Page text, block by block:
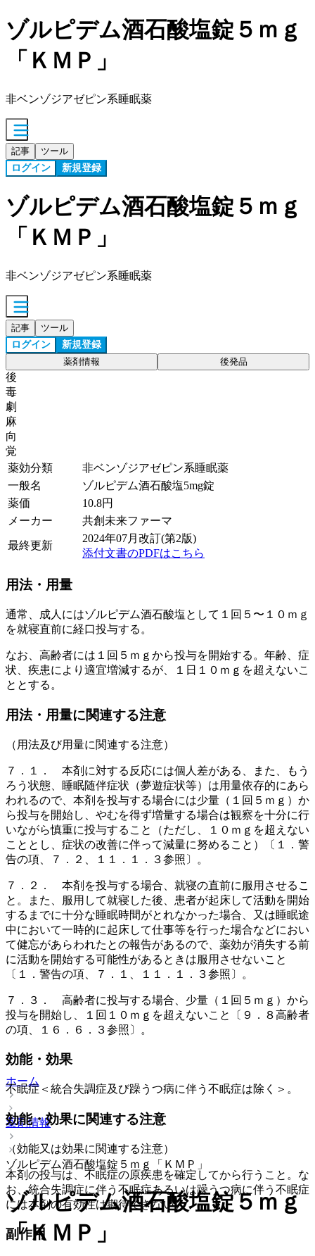
ゾルピデム酒石酸塩錠５ｍｇ
「ＫＭＰ」
非ベンゾジアゼピン系睡眠薬
記事 ツール
ログイン 新規登録
ゾルピデム酒石酸塩錠５ｍｇ
「ＫＭＰ」
非ベンゾジアゼピン系睡眠薬
記事 ツール
ログイン 新規登録
薬剤情報 後発品
後
毒
劇
麻
向
覚
薬効分類
非ベンゾジアゼピン系睡眠薬
一般名
ゾルピデム酒石酸塩5mg錠
薬価
10.8円
メーカー
共創未来ファーマ
最終更新
2024年07月改訂(第2版)
添付文書のPDFはこちら
用法・用量
通常、成人にはゾルピデム酒石酸塩として１回５〜１０ｍｇ
を就寝直前に経口投与する。
なお、高齢者には１回５ｍｇから投与を開始する。年齢、症
状、疾患により適宜増減するが、１日１０ｍｇを超えないこ
ととする。
用法・用量に関連する注意
（用法及び用量に関連する注意）
７．１． 本剤に対する反応には個人差がある、また、もう
ろう状態、睡眠随伴症状（夢遊症状等）は用量依存的にあら
われるので、本剤を投与する場合には少量（１回５ｍｇ）か
ら投与を開始し、やむを得ず増量する場合は観察を十分に行
いながら慎重に投与すること（ただし、１０ｍｇを超えない
こととし、症状の改善に伴って減量に努めること）〔１．警
告の項、７．２、１１．１．３参照〕。
７．２． 本剤を投与する場合、就寝の直前に服用させるこ
と。また、服用して就寝した後、患者が起床して活動を開始
するまでに十分な睡眠時間がとれなかった場合、又は睡眠途
中において一時的に起床して仕事等を行った場合などにおい
て健忘があらわれたとの報告があるので、薬効が消失する前
に活動を開始する可能性があるときは服用させないこと
〔１．警告の項、７．１、１１．１．３参照〕。
７．３． 高齢者に投与する場合、少量（１回５ｍｇ）から
投与を開始し、１回１０ｍｇを超えないこと〔９．８高齢者
の項、１６．６．３参照〕。
効能・効果
不眠症＜統合失調症及び躁うつ病に伴う不眠症は除く＞。
効能・効果に関連する注意
（効能又は効果に関連する注意）
本剤の投与は、不眠症の原疾患を確定してから行うこと。な
お、統合失調症に伴う不眠症あるいは躁うつ病に伴う不眠症
には本剤の有効性は期待できない。
副作用
ホーム
薬剤情報
ゾルピデム酒石酸塩錠５ｍｇ「ＫＭＰ」
ゾルピデム酒石酸塩錠５ｍｇ
「ＫＭＰ」